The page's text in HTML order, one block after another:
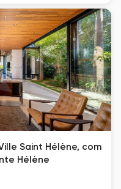
Saint Hélène, com
Hélène